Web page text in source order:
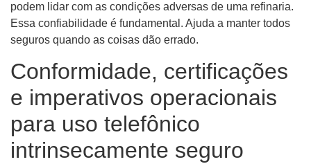
podem lidar com as condições adversas de uma refinaria.
Essa confiabilidade é fundamental. Ajuda a manter todos
seguros quando as coisas dão errado.
Conformidade, certificações
e imperativos operacionais
para uso telefônico
intrinsecamente seguro